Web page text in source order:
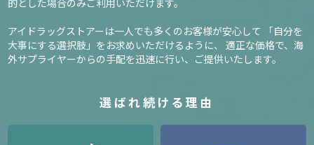
アイドラッグストアーは一人でも多くのお客様が安心して
「自分を
大事にする選択肢」をお求めいただけるように、
適正な価格で、海
外サプライヤーからの手配を迅速に行い、ご提供いたします。
選ばれ続ける理由